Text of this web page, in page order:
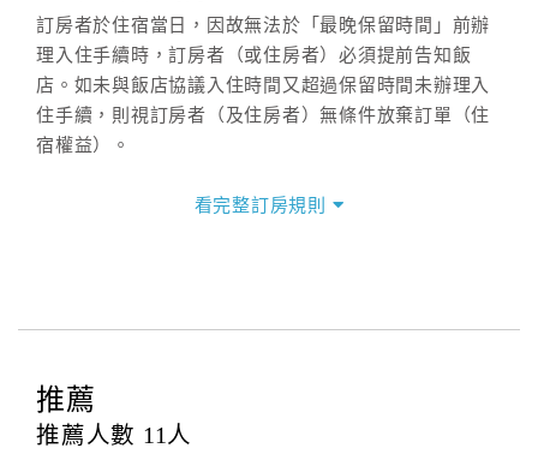
訂房者於住宿當日，因故無法於「最晚保留時間」前辦
理入住手續時，訂房者（或住房者）必須提前告知飯
店。如未與飯店協議入住時間又超過保留時間未辦理入
住手續，則視訂房者（及住房者）無條件放棄訂單（住
宿權益）。
四、訂單異動
提出申辦不得異動訂單。
每筆訂單異動限定
看完整訂房規則
推薦
推薦人數 11 人